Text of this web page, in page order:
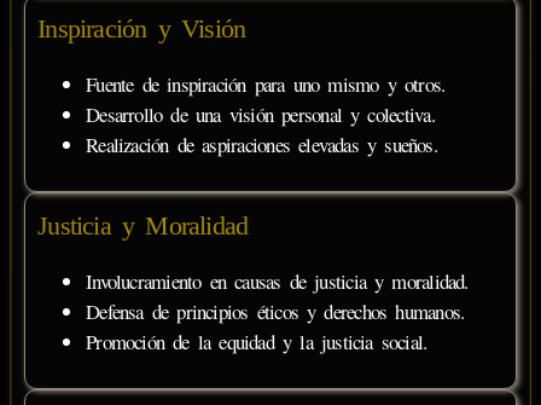
Inspiración y Visión
Fuente de inspiración para uno mismo y otros.
Desarrollo de una visión personal y colectiva.
Realización de aspiraciones elevadas y sueños.
Justicia y Moralidad
Involucramiento en causas de justicia y moralidad.
Defensa de principios éticos y derechos humanos.
Promoción de la equidad y la justicia social.